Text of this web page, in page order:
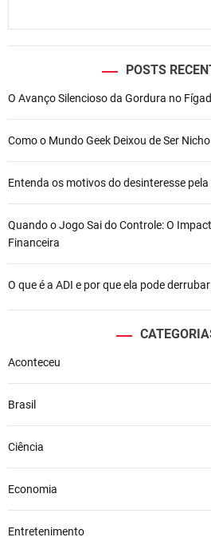
POSTS
O Avanço Silencioso da Gordura no
Como o Mundo Geek Deixou de Ser
Entenda os motivos do desinteresse pela
Quando o Jogo Sai do Controle: O
Financeira
O que é a ADI e por que ela pode
Aconteceu
Brasil
Ciência
Economia
Entretenimento